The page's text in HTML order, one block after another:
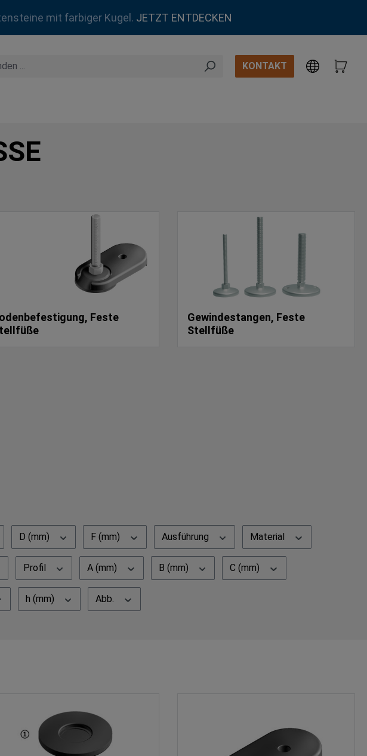
mit farbiger Kugel. JETZT ENTDECKEN
KONTAKT
Feste
Gewindestangen, Feste
Stellfüße
D (mm) F (mm) Ausführung Material
Profil A (mm) B (mm) C (mm)
h (mm) Abb.